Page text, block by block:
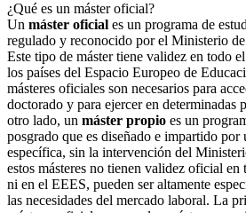
¿Qué es un máster oficial?
Un máster oficial es un programa de
regulado y reconocido por el Ministerio
Este tipo de máster tiene validez en todo
los países del Espacio Europeo de
másteres oficiales son necesarios para
doctorado y para ejercer en determinadas
otro lado, un máster propio es un
posgrado que es diseñado e impartido por
específica, sin la intervención del
estos másteres no tienen validez oficial
ni en el EEES, pueden ser altamente
las necesidades del mercado laboral. La